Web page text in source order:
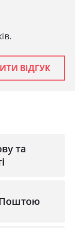
ВІДГУК
та